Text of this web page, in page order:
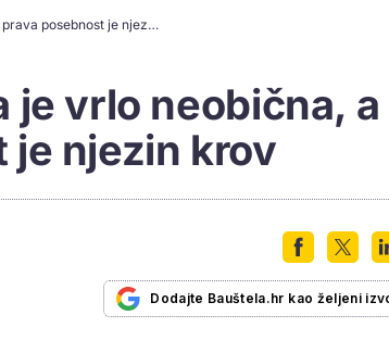
Foto: Ova zgrada je vrlo neobična, a prava posebnost je njezin krov
je vrlo neobična, a
je njezin krov
Dodajte Bauštela.hr kao željeni